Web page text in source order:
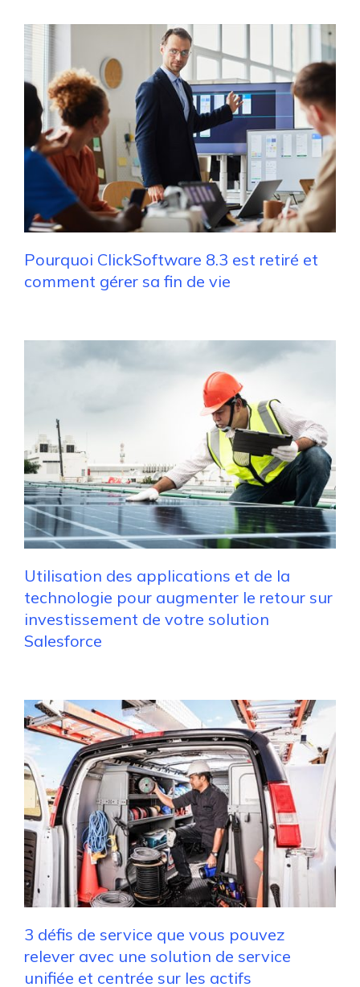
Pourquoi ClickSoftware 8.3 est retiré et
comment gérer sa fin de vie
Utilisation des applications et de la
technologie pour augmenter le retour sur
investissement de votre solution
Salesforce
3 défis de service que vous pouvez
relever avec une solution de service
unifiée et centrée sur les actifs